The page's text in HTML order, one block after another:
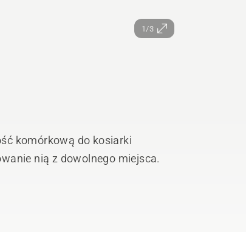
1/3
komórkową do kosiarki
nią z dowolnego miejsca.